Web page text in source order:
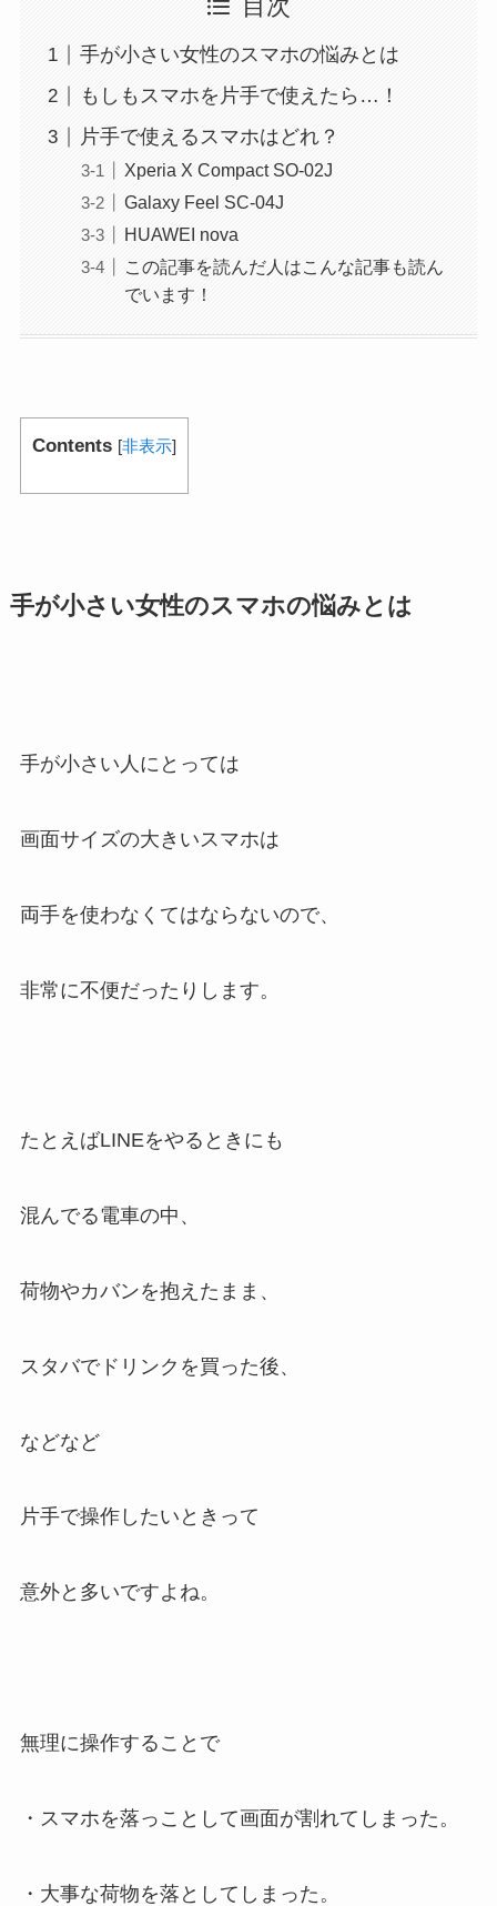
目次
手が小さい女性のスマホの悩みとは
もしもスマホを片手で使えたら…！
片手で使えるスマホはどれ？
Xperia X Compact SO-02J
Galaxy Feel SC-04J
HUAWEI nova
この記事を読んだ人はこんな記事も読ん
でいます！
Contents [非表示]
手が小さい女性のスマホの悩みとは
手が小さい人にとっては
画面サイズの大きいスマホは
両手を使わなくてはならないので、
非常に不便だったりします。
たとえばLINEをやるときにも
混んでる電車の中、
荷物やカバンを抱えたまま、
スタバでドリンクを買った後、
などなど
片手で操作したいときって
意外と多いですよね。
無理に操作することで
・スマホを落っことして画面が割れてしまった。
・大事な荷物を落としてしまった。